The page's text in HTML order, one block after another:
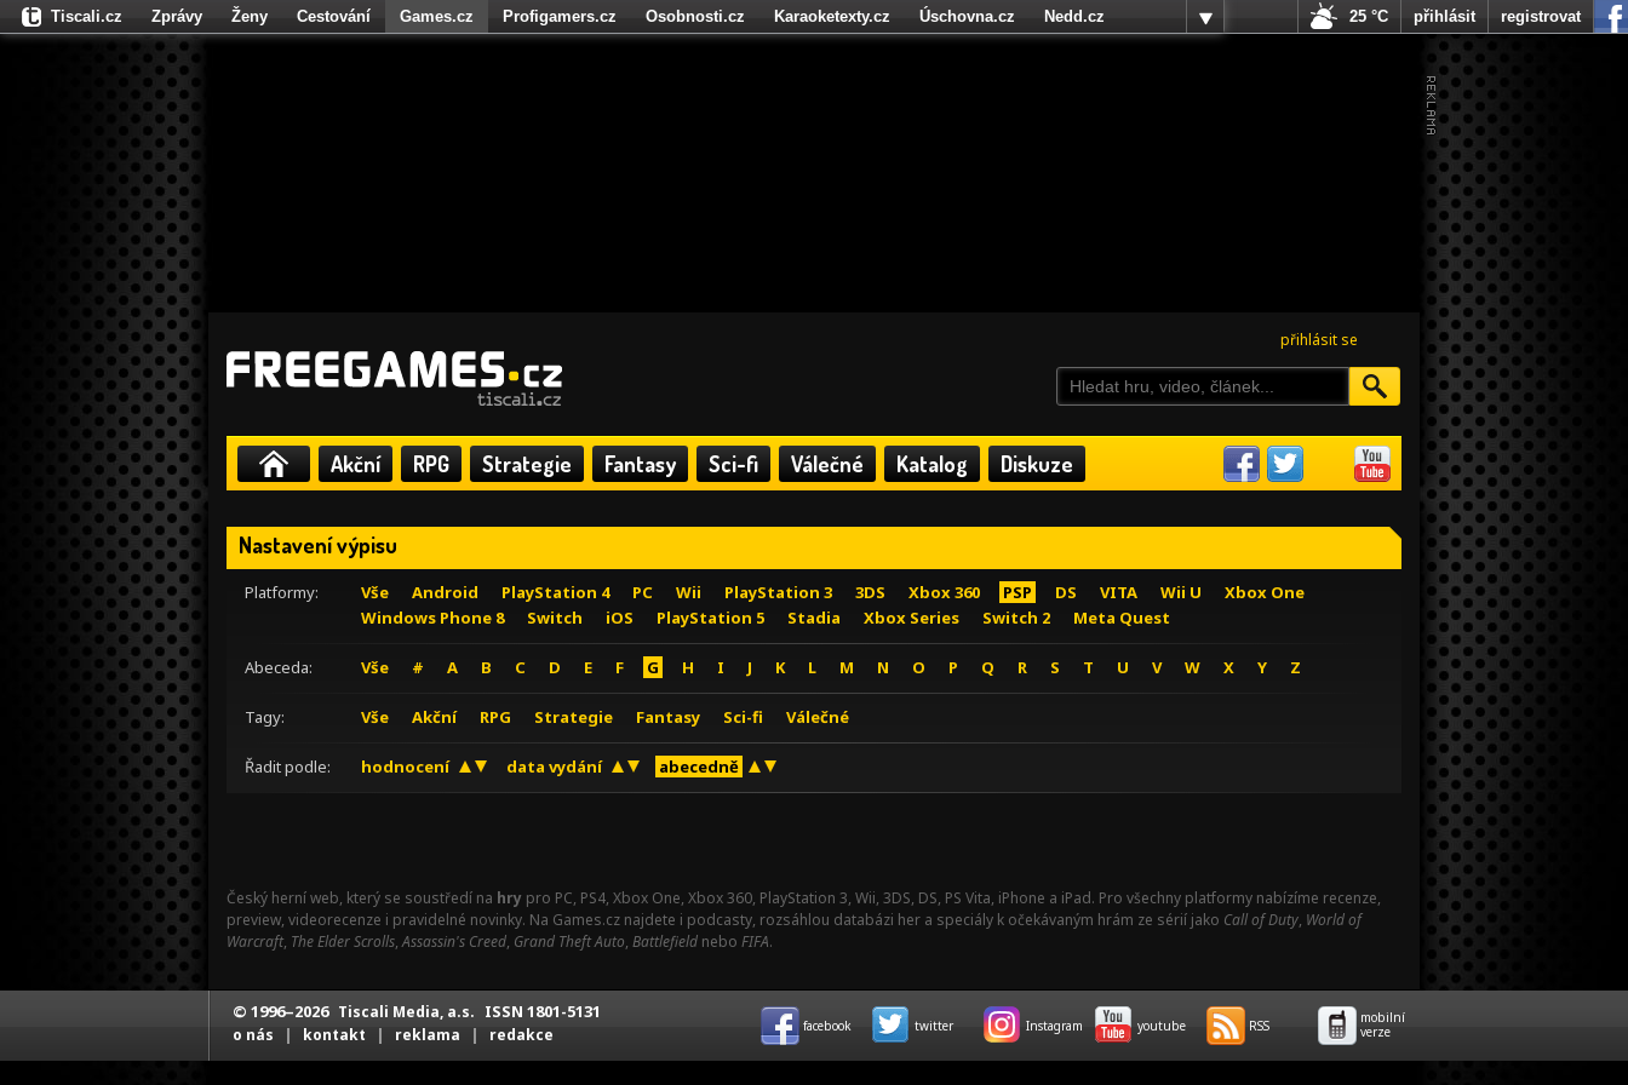
přihlásit se
Akční RPG Strategie Fantasy Sci-fi Válečné Katalog Diskuze
Nastavení výpisu
Platformy: Vše Android PlayStation 4 PC Wii PlayStation 3 3DS Xbox 360 PSP DS VITA Wii U
Xbox One
Windows Phone 8
Switch iOS PlayStation 5 Stadia Xbox Series Switch 2 Meta Quest
Abeceda: Vše # A B C D E F G H I J K L M N O P Q R S T U V W X Y Z
Tagy: Vše Akční RPG Strategie Fantasy Sci-fi Válečné
Řadit podle: hodnocení data vydání abecedně
Český herní web, který se soustředí na hry pro PC, PS4, Xbox One, Xbox 360, PlayStation 3, Wii, 3DS, DS, PS Vita, iPhone a iPad. Pro všechny platformy nabízíme recenze,
preview, videorecenze i pravidelné novinky. Na Games.cz najdete i podcasty, rozsáhlou databázi her a speciály k očekávaným hrám ze sérií jako Call of Duty, World of
Warcraft, The Elder Scrolls,Assassin's Creed, Grand Theft Auto, Battlefield nebo FIFA.
Tiscali.cz Zprávy Ženy Cestování Games.cz Profigamers.cz Osobnosti.cz Karaoketexty.cz Úschovna.cz
Nedd.cz
Fights.cz
25 °C přihlásit registrovat
© 1996–2026 Tiscali Media, a.s. ISSN 1801-5131
o nás | kontakt | reklama | redakce facebook twitter Instagram youtube RSS
mobilní
verze